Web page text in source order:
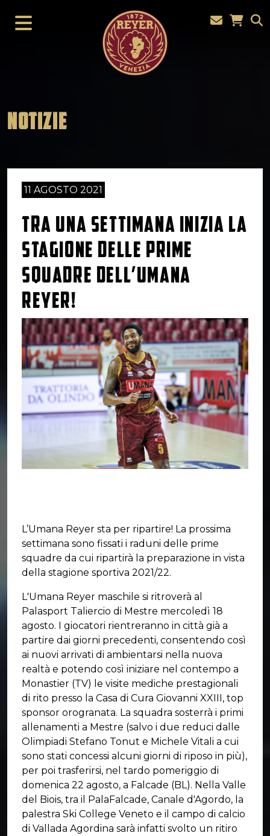
NOTIZIE
11 AGOSTO 2021
TRA UNA SETTIMANA INIZIA LA
STAGIONE DELLE PRIME
SQUADRE DELL’UMANA
REYER!
L’Umana Reyer sta per ripartire! La prossima
settimana sono fissati i raduni delle prime
squadre da cui ripartirà la preparazione in vista
della stagione sportiva 2021/22.
L'Umana Reyer maschile si ritroverà al
Palasport Taliercio di Mestre mercoledì 18
agosto. I giocatori rientreranno in città già a
partire dai giorni precedenti, consentendo così
ai nuovi arrivati di ambientarsi nella nuova
realtà e potendo così iniziare nel contempo a
Monastier (TV) le visite mediche prestagionali
di rito presso la Casa di Cura Giovanni XXIII, top
sponsor orogranata. La squadra sosterrà i primi
allenamenti a Mestre (salvo i due reduci dalle
Olimpiadi Stefano Tonut e Michele Vitali a cui
sono stati concessi alcuni giorni di riposo in più),
per poi trasferirsi, nel tardo pomeriggio di
domenica 22 agosto, a Falcade (BL). Nella Valle
del Biois, tra il PalaFalcade, Canale d'Agordo, la
palestra Ski College Veneto e il campo di calcio
di Vallada Agordina sarà infatti svolto un ritiro